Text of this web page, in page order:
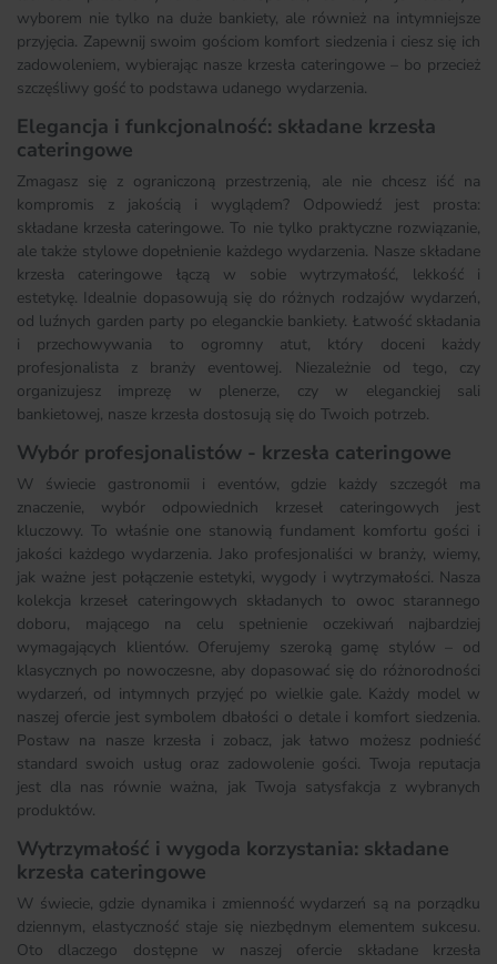
wyborem nie tylko na duże bankiety, ale również na intymniejsze
przyjęcia. Zapewnij swoim gościom komfort siedzenia i ciesz się ich
zadowoleniem, wybierając nasze krzesła cateringowe – bo przecież
szczęśliwy gość to podstawa udanego wydarzenia.
Elegancja i funkcjonalność: składane krzesła
cateringowe
Zmagasz się z ograniczoną przestrzenią, ale nie chcesz iść na
kompromis z jakością i wyglądem? Odpowiedź jest prosta:
składane krzesła cateringowe. To nie tylko praktyczne rozwiązanie,
ale także stylowe dopełnienie każdego wydarzenia. Nasze składane
krzesła cateringowe łączą w sobie wytrzymałość, lekkość i
estetykę. Idealnie dopasowują się do różnych rodzajów wydarzeń,
od luźnych garden party po eleganckie bankiety. Łatwość składania
i przechowywania to ogromny atut, który doceni każdy
profesjonalista z branży eventowej. Niezależnie od tego, czy
organizujesz imprezę w plenerze, czy w eleganckiej sali
bankietowej, nasze krzesła dostosują się do Twoich potrzeb.
Wybór profesjonalistów - krzesła cateringowe
W świecie gastronomii i eventów, gdzie każdy szczegół ma
znaczenie, wybór odpowiednich krzeseł cateringowych jest
kluczowy. To właśnie one stanowią fundament komfortu gości i
jakości każdego wydarzenia. Jako profesjonaliści w branży, wiemy,
jak ważne jest połączenie estetyki, wygody i wytrzymałości. Nasza
kolekcja krzeseł cateringowych składanych to owoc starannego
doboru, mającego na celu spełnienie oczekiwań najbardziej
wymagających klientów. Oferujemy szeroką gamę stylów – od
klasycznych po nowoczesne, aby dopasować się do różnorodności
wydarzeń, od intymnych przyjęć po wielkie gale. Każdy model w
naszej ofercie jest symbolem dbałości o detale i komfort siedzenia.
Postaw na nasze krzesła i zobacz, jak łatwo możesz podnieść
standard swoich usług oraz zadowolenie gości. Twoja reputacja
jest dla nas równie ważna, jak Twoja satysfakcja z wybranych
produktów.
Wytrzymałość i wygoda korzystania: składane
krzesła cateringowe
W świecie, gdzie dynamika i zmienność wydarzeń są na porządku
dziennym, elastyczność staje się niezbędnym elementem sukcesu.
Oto dlaczego dostępne w naszej ofercie składane krzesła